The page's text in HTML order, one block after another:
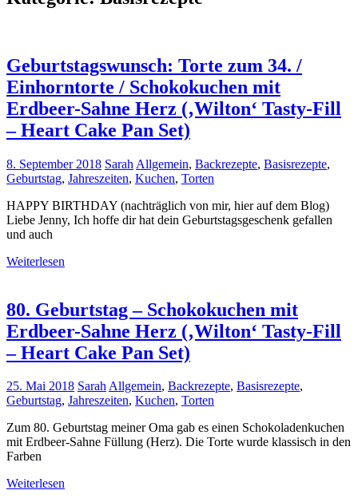
Geburtstagswunsch: Torte zum 34. /
Einhorntorte / Schokokuchen mit
Erdbeer-Sahne Herz (‚Wilton‘ Tasty-Fill
– Heart Cake Pan Set)
8. September 2018 Sarah Allgemein, Backrezepte, Basisrezepte,
Geburtstag, Jahreszeiten, Kuchen, Torten
HAPPY BIRTHDAY (nachträglich von mir, hier auf dem Blog)
Liebe Jenny, Ich hoffe dir hat dein Geburtstagsgeschenk gefallen
und auch
Weiterlesen
80. Geburtstag – Schokokuchen mit
Erdbeer-Sahne Herz (‚Wilton‘ Tasty-Fill
– Heart Cake Pan Set)
25. Mai 2018 SarahAllgemein, Backrezepte, Basisrezepte,
Geburtstag, Jahreszeiten, Kuchen, Torten
Zum 80. Geburtstag meiner Oma gab es einen Schokoladenkuchen
mit Erdbeer-Sahne Füllung (Herz). Die Torte wurde klassisch in den
Farben
Weiterlesen